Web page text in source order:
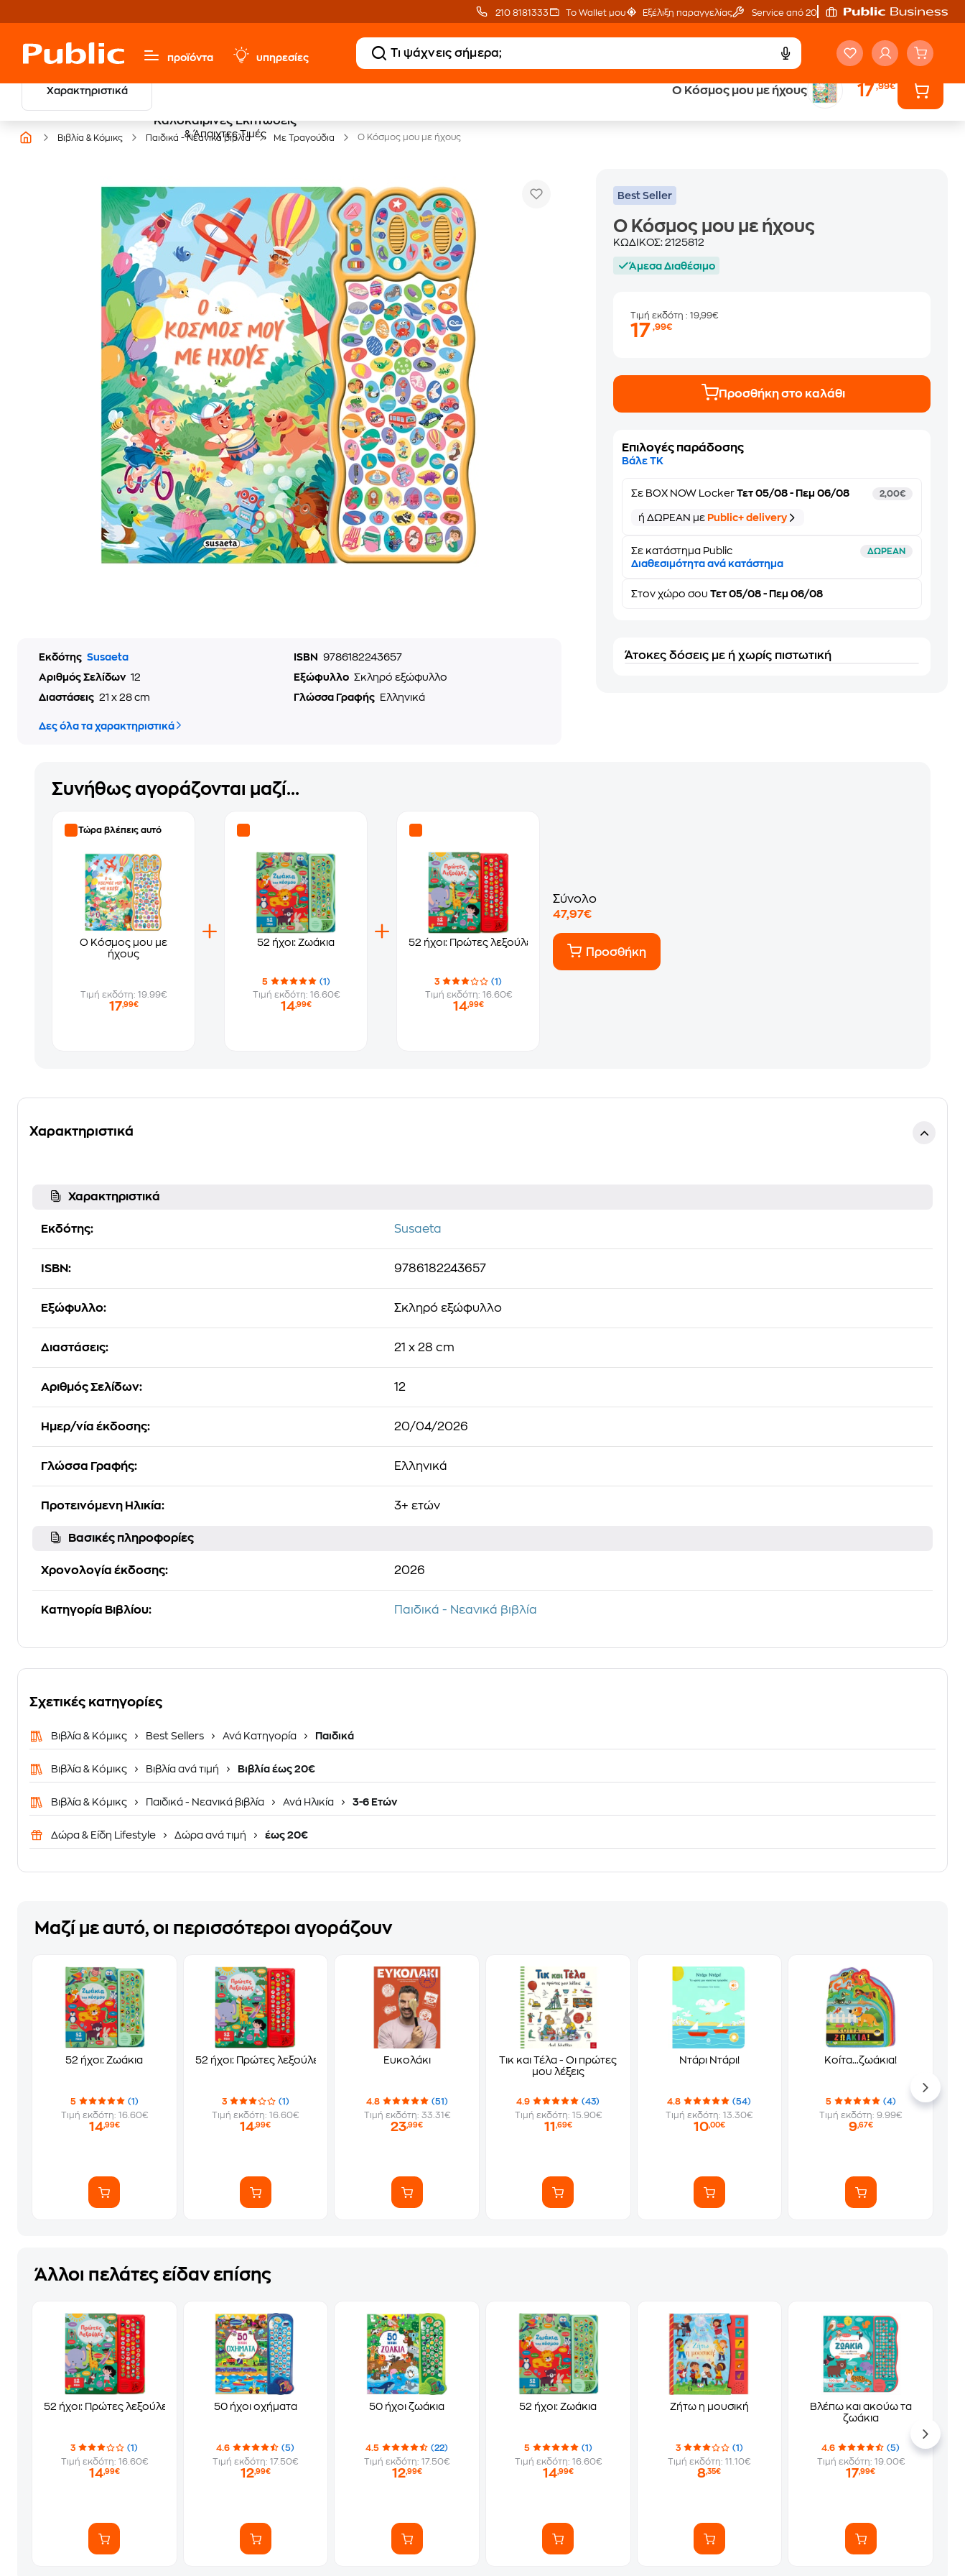
210 8181333 Το Wallet μου Εξέλιξη παραγγελίας Service από 20'
προϊόντα υπηρεσίες
Χαρακτηριστικά Ο Κόσμος μου με ήχους 17,99€
Καλοκαιρινές Εκπτώσεις
& Άπαιχτες Τιμές
Έλα στον κόσμο
Βιβλία & Κόμικς Παιδικά - Νεανικά βιβλία Με Τραγούδια Ο Κόσμος μου με ήχους
Εκδότης Susaeta ISBN
9786182243657
Αριθμός Σελίδων 12 Εξώφυλλο Σκληρό εξώφυλλο
Διαστάσεις 21 x 28 cm Γλώσσα Γραφής Ελληνικά
Δες όλα τα χαρακτηριστικά
Best Seller
Ο Κόσμος μου με ήχους
ΚΩΔΙΚΟΣ:2125812
Άμεσα Διαθέσιμο
Τιμή εκδότη: 19,99€
17,99€
Προσθήκη στο καλάθι
Επιλογές παράδοσης
Βάλε ΤΚ
Σε BOX NOW Locker Τετ 05/08 - Πεμ 06/08 2,00€
ή ΔΩΡΕΑΝ με Public+ delivery
Σε κατάστημα Public ΔΩΡΕΑΝ
Διαθεσιμότητα ανά κατάστημα
Στονχώρο σου Τετ 05/08 - Πεμ 06/08
Άτοκες δόσεις με ή χωρίς πιστωτική
Συνήθως αγοράζονται μαζί...
Τώρα βλέπεις αυτό
Ο Κόσμος μου με
ήχους
Τιμή εκδότη: 19.99€
17,99€
52 ήχοι: Ζωάκια
5
(1)
Τιμή εκδότη: 16.60€
14,99€
52 ήχοι: Πρώτες λεξούλες
3
(1)
Τιμή εκδότη: 16.60€
14,99€
Σύνολο
47,97€
Προσθήκη
Χαρακτηριστικά
Χαρακτηριστικά
Εκδότης: Susaeta
ISBN: 9786182243657
Εξώφυλλο: Σκληρό εξώφυλλο
Διαστάσεις: 21 x 28 cm
Αριθμός Σελίδων: 12
Ημερ/νία έκδοσης: 20/04/2026
Γλώσσα Γραφής: Ελληνικά
Προτεινόμενη Ηλικία: 3+ ετών
Βασικές πληροφορίες
Χρονολογία έκδοσης: 2026
Κατηγορία Βιβλίου: Παιδικά - Νεανικά βιβλία
Σχετικές κατηγορίες
Βιβλία & Κόμικς Best Sellers Ανά Κατηγορία Παιδικά
Βιβλία & Κόμικς Βιβλία ανά τιμή Βιβλία έως 20€
Βιβλία & Κόμικς Παιδικά - Νεανικά βιβλία Ανά Ηλικία 3-6 Ετών
Δώρα & Είδη Lifestyle Δώρα ανά τιμή έως 20€
Μαζί με αυτό, οι περισσότεροι αγοράζουν
52 ήχοι: Ζωάκια
5
(1)
Τιμή εκδότη: 16.60€
14,99€
52 ήχοι: Πρώτες λεξούλες
3
(1)
Τιμή εκδότη: 16.60€
14,99€
Ευκολάκι
4.8
(51)
Τιμή εκδότη: 33.31€
23,99€
Τικ και Τέλα - Oι πρώτες
μου λέξεις
4.9
(43)
Τιμή εκδότη: 15.90€
11 ,69€
Ντάρι Ντάρι!
4.8
(54)
Τιμή εκδότη: 13.30€
10,00€
Κοίτα…ζωάκια!
5
(4)
Τιμή εκδότη: 9.99€
9,67€
Άλλοι πελάτες είδαν επίσης
52 ήχοι: Πρώτες λεξούλες
3
(1)
Τιμή εκδότη: 16.60€
14,99€
50 ήχοι οχήματα
4.6
(5)
Τιμή εκδότη: 17.50€
12,99€
50 ήχοι ζωάκια
4.5
(22)
Τιμή εκδότη: 17.50€
12,99€
52 ήχοι: Ζωάκια
5
(1)
Τιμή εκδότη: 16.60€
14,99€
Ζήτω η μουσική
3
(1)
Τιμή εκδότη: 11.10€
8,35€
Βλέπω και ακούω τα
ζωάκια
4.6
(5)
Τιμή εκδότη: 19.00€
17,99€